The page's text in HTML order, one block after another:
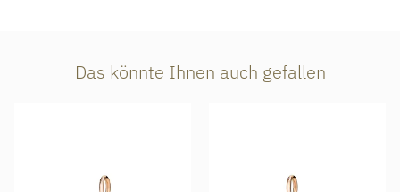
Das könnte Ihnen auch gefallen